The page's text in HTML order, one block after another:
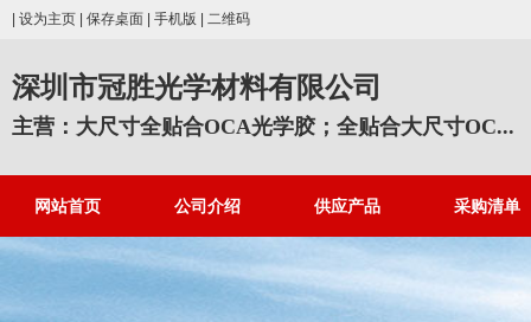
设为主页 保存桌面 手机版 二维码
深圳市冠胜光学材料有限公司
主营：大尺寸全贴合OCA光学胶；全贴合大尺寸OC...
网站首页 公司介绍 供应产品 采购清单